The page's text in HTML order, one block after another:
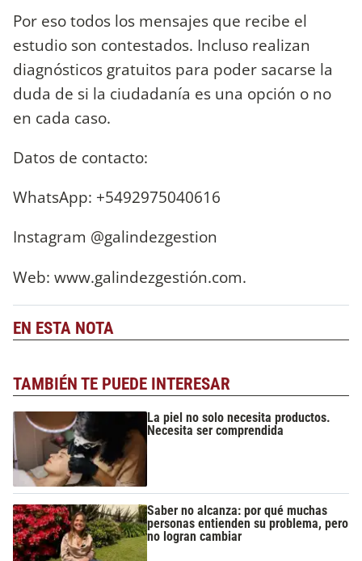
Por eso todos los mensajes que recibe el
estudio son contestados. Incluso realizan
diagnósticos gratuitos para poder sacarse la
duda de si la ciudadanía es una opción o no
en cada caso.
Datos de contacto:
WhatsApp: +5492975040616
Instagram @galindezgestion
Web: www.galindezgestión.com.
EN ESTA NOTA
TAMBIÉN TE PUEDE INTERESAR
La piel no solo necesita productos.
Necesita ser comprendida
Saber no alcanza: por qué muchas
personas entienden su problema, pero
no logran cambiar